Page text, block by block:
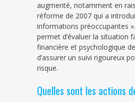
augmenté, notamment en
réforme de 2007 qui a
informations préoccupantes
permet d’évaluer la situation
financière et psychologique
d’assurer un suivi rigoureux
risque.
Quelles sont les actions